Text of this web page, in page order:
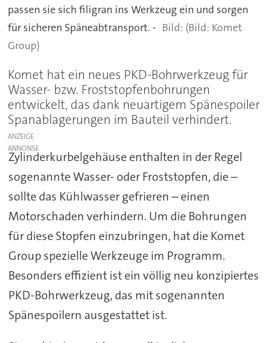
passen sie sich filigran ins Werkzeug ein und sorgen
für sicheren Späneabtransport. -
(Bild: Komet
Group)
Komet hat ein neues PKD-Bohrwerkzeug für
Wasser- bzw. Froststopfenbohrungen
entwickelt, das dank neuartigem Spänespoiler
Spanablagerungen im Bauteil verhindert.
ANZEIGE
Zylinderkurbelgehäuse enthalten in der Regel
sogenannte Wasser- oder Froststopfen, die –
sollte das Kühlwasser gefrieren – einen
Motorschaden verhindern. Um die Bohrungen
für diese Stopfen einzubringen, hat die Komet
Group spezielle Werkzeuge im Programm.
Besonders effizient ist ein völlig neu konzipiertes
PKD-Bohrwerkzeug, das mit sogenannten
Spänespoilern ausgestattet ist.